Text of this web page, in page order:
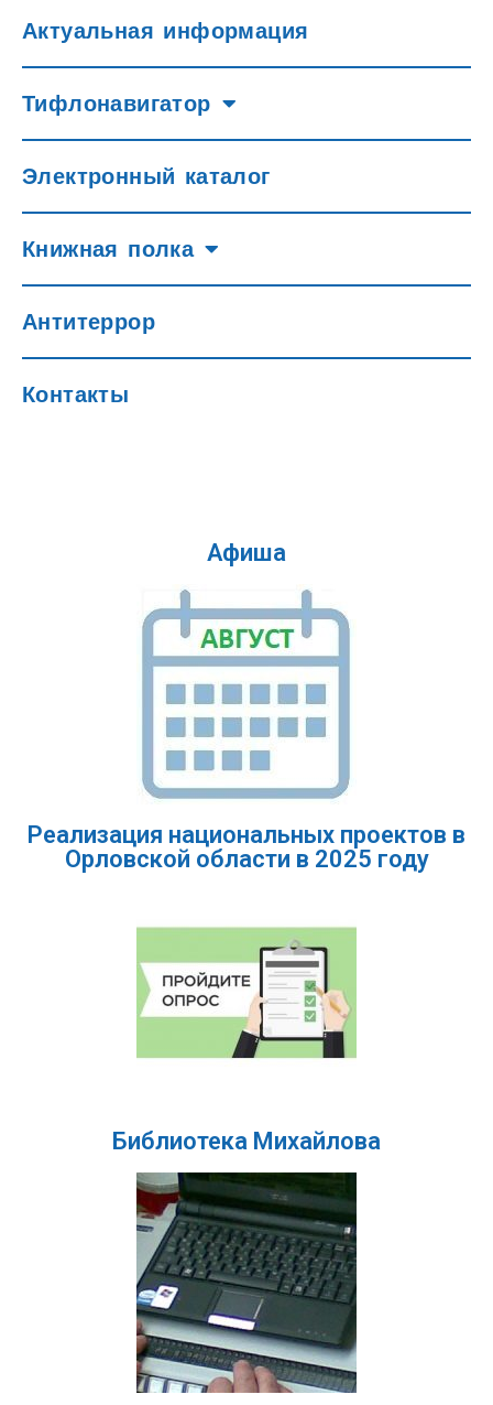
Актуальная информация
Тифлонавигатор
Электронный каталог
Книжная полка
Антитеррор
Контакты
Афиша
Реализация национальных проектов в
Орловской области в 2025 году
Библиотека Михайлова